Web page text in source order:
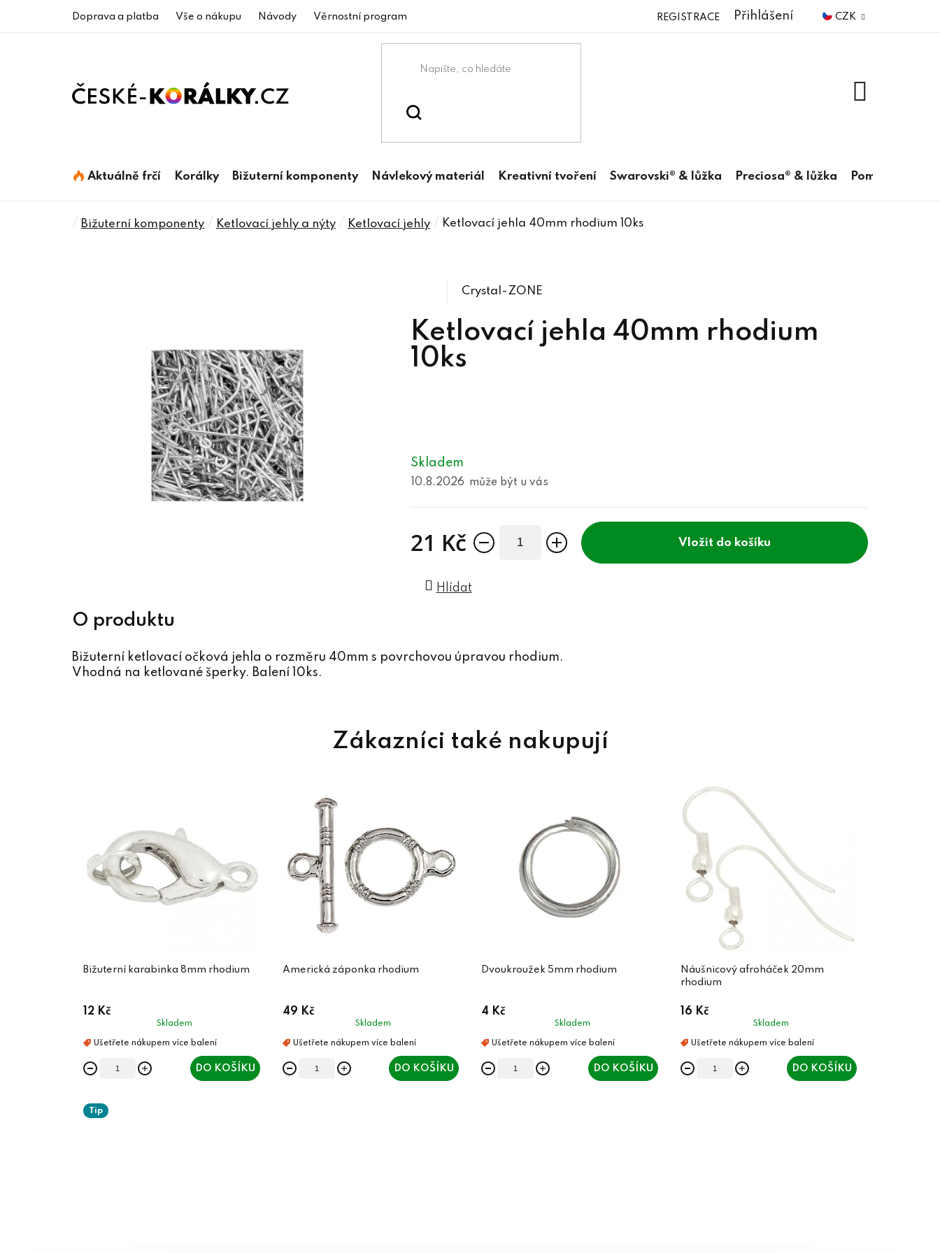
Doprava a platba Vše o nákupu Návody Věrnostní program CZK
Přihlášení
REGISTRACE
Aktuálně frčí Korálky Bižuterní komponenty Návlekový materiál Kreativní tvoření Swarovski® & lůžka Preciosa® & lůžka Pomůcky
Domů
Bižuterní komponenty Ketlovací jehly a nýty Ketlovací jehly Ketlovací jehla 40mm rhodium 10ks
Ketlovací jehla 40mm rhodium
10ks
Crystal-ZONE
Skladem
10.8.2026
21 Kč do košíku
Hlídat
Bižuterní ketlovací očková jehla o rozměru 40mm s povrchovou úpravou rhodium.
Vhodná na ketlované šperky. Balení 10ks.
Bižuterní karabinka 8mm rhodium
12 Kč
Skladem
DO KOŠÍKU
Americká záponka rhodium
49 Kč
Skladem
DO KOŠÍKU
Dvoukroužek 5mm rhodium
4 Kč
Skladem
DO KOŠÍKU
Náušnicový afroháček 20mm
rhodium
16 Kč
Skladem
DO KOŠÍKU
Tip